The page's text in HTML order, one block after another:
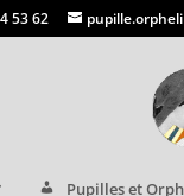
53 62
Pupilles et